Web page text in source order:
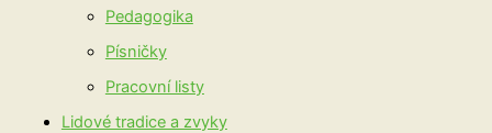
Pedagogika
Písničky
Pracovní listy
Lidové tradice a zvyky